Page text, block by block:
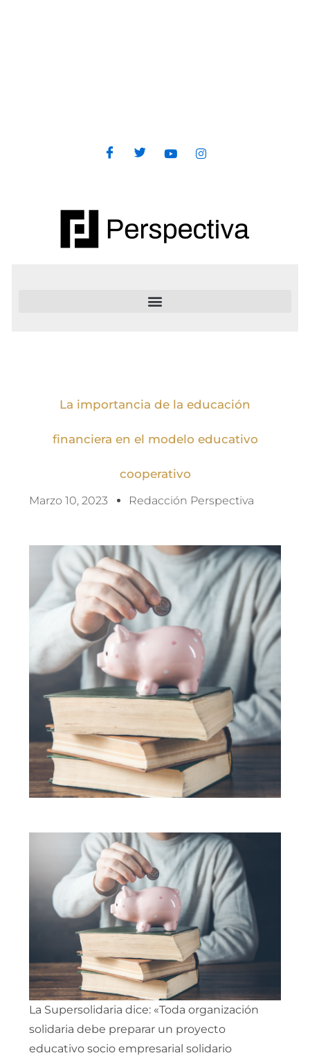
La importancia de la educación
financiera en el modelo educativo
cooperativo
Marzo 10, 2023 Redacción Perspectiva
La Supersolidaria dice: «Toda organización
solidaria debe preparar un proyecto
educativo socio empresarial solidario